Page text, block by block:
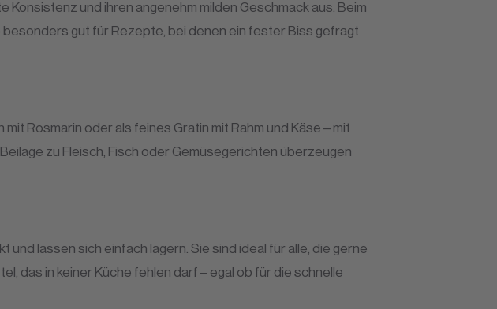
und ihren angenehm milden Geschmack aus. Beim
besonders gut für Rezepte, bei denen ein fester Biss gefragt
Rosmarin oder als feines Gratin mit Rahm und Käse – mit
zu Fleisch, Fisch oder Gemüsegerichten überzeugen
lassen sich einfach lagern. Sie sind ideal für alle, die gerne
das in keiner Küche fehlen darf – egal ob für die schnelle